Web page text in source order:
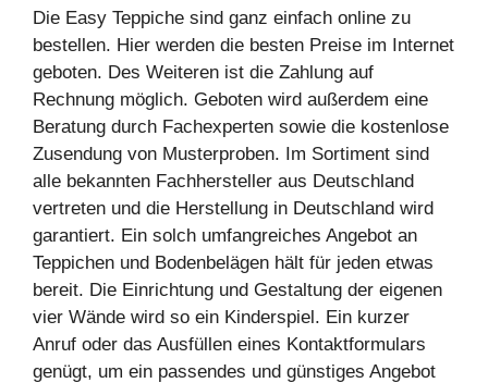
Die Easy Teppiche sind ganz einfach online zu
bestellen. Hier werden die besten Preise im Internet
geboten. Des Weiteren ist die Zahlung auf
Rechnung möglich. Geboten wird außerdem eine
Beratung durch Fachexperten sowie die kostenlose
Zusendung von Musterproben. Im Sortiment sind
alle bekannten Fachhersteller aus Deutschland
vertreten und die Herstellung in Deutschland wird
garantiert. Ein solch umfangreiches Angebot an
Teppichen und Bodenbelägen hält für jeden etwas
bereit. Die Einrichtung und Gestaltung der eigenen
vier Wände wird so ein Kinderspiel. Ein kurzer
Anruf oder das Ausfüllen eines Kontaktformulars
genügt, um ein passendes und günstiges Angebot